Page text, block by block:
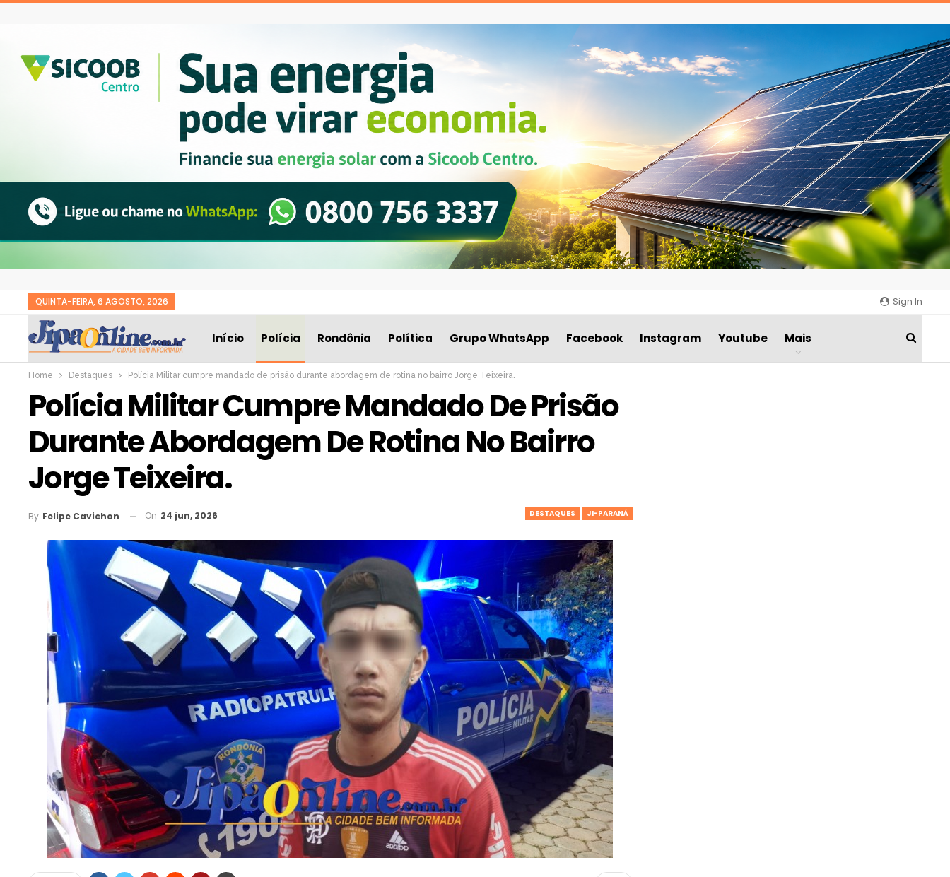
Sign In
QUINTA-FEIRA, 6 AGOSTO, 2026
Início Polícia Rondônia Política Grupo WhatsApp Facebook Instagram Youtube Mais
Home Destaques Polícia Militar cumpre mandado de prisão durante abordagem de rotina no bairro Jorge Teixeira.
Polícia Militar Cumpre Mandado De Prisão
Durante Abordagem De Rotina No Bairro
Jorge Teixeira.
DESTAQUES JI-PARANÁ
By Felipe Cavichon On 24 jun, 2026